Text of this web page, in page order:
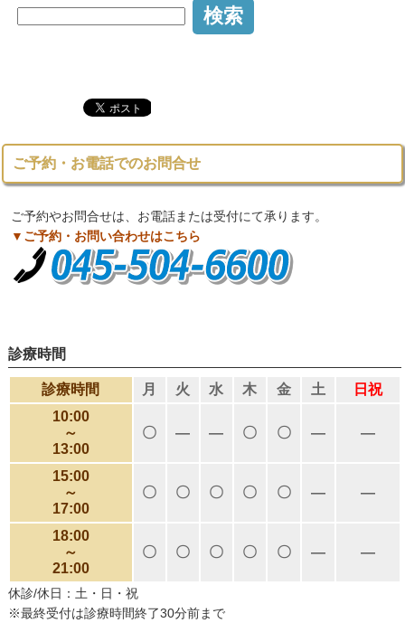
ご予約・お電話でのお問合せ
ご予約やお問合せは、お電話または受付にて承ります。
▼ご予約・お問い合わせはこちら
診療時間
診療時間 月 火 水 木 金 土
日祝
10:00
～
13:00
〇 ― ― 〇 〇 ― ―
15:00
～
17:00
〇 〇 〇 〇 〇 ― ―
18:00
～
21:00
〇 〇 〇 〇 〇 ― ―
休診/休日：土・日・祝
※最終受付は診療時間終了30分前まで